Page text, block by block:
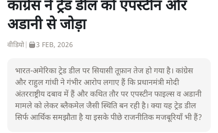
कांग्रेस ने ट्रेड डील को एपस्टीन और
अडानी से जोड़ा
वीडियो 3 FEB, 2026
भारत-अमेरिका ट्रेड डील पर सियासी तूफ़ान तेज हो गया है। कांग्रेस
और राहुल गांधी ने गंभीर आरोप लगाए हैं कि प्रधानमंत्री मोदी
अंतरराष्ट्रीय दबाव में हैं और कथित तौर पर एपस्टीन फाइल्स व अडानी
मामले को लेकर ब्लैकमेल जैसी स्थिति बन रही है। क्या यह ट्रेड डील
सिर्फ आर्थिक समझौता है या इसके पीछे राजनीतिक मजबूरियाँ भी हैं?